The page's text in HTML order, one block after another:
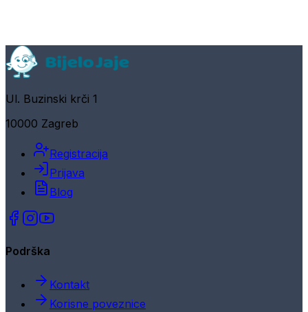
Ul. Buzinski krči 1
10000 Zagreb
Registracija
Prijava
Blog
Podrška
Kontakt
Korisne poveznice